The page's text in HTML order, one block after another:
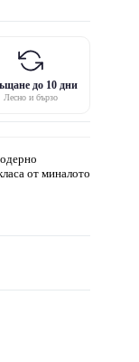
до 10 дни
Лесно и бързо
от миналото